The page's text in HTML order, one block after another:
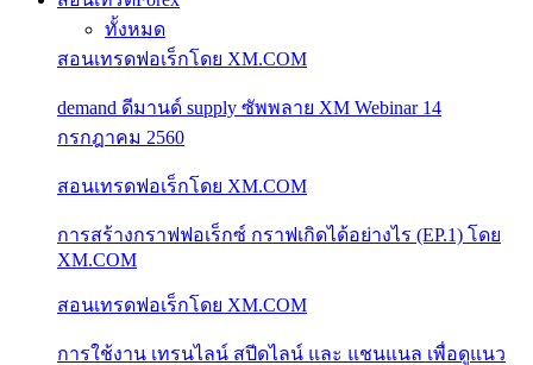
ทั้งหมด
สอนเทรดฟอเร็กโดย XM.COM
demand ดีมานด์ supply ซัพพลาย XM Webinar 14
กรกฎาคม 2560
สอนเทรดฟอเร็กโดย XM.COM
การสร้างกราฟฟอเร็กซ์ กราฟเกิดได้อย่างไร (EP.1) โดย
XM.COM
สอนเทรดฟอเร็กโดย XM.COM
การใช้งาน เทรนไลน์ สปีดไลน์ และ แชนแนล เพื่อดูแนว